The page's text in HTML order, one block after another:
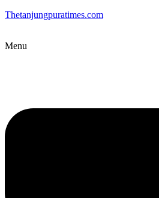
Thetanjungpuratimes.com
Menu